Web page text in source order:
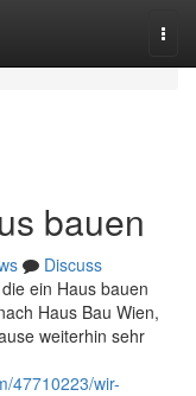
bauen
Discuss
ein Haus bauen
Haus Bau Wien,
weiterhin sehr
47710223/wir-